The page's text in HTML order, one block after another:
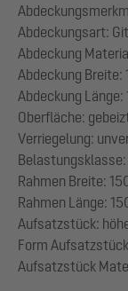
Abdeckungsart:
Abdeckung
Abdeckung Breite:
Abdeckung Länge:
Oberfläche:
Verriegelung:
Belastungsklasse:
Rahmen Breite:
Rahmen Länge:
Aufsatzstück:
Form